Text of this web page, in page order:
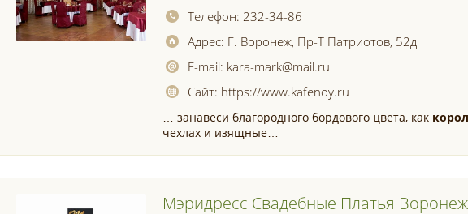
Телефон:232-34-86
Адрес: Г. Воронеж, Пр-Т Патриотов, 52д
E-mail: kara-mark@mail.ru
Сайт: https://www.kafenoy.ru
… занавеси благородного бордового цвета, как
чехлах и изящные…
Мэридресс Свадебные Платья Воронеж